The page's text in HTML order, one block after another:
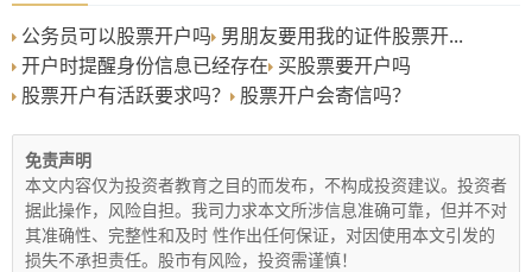
公务员可以股票开户吗 男朋友要用我的证件股票开...
开户时提醒身份信息已经存在 买股票要开户吗
股票开户有活跃要求吗？
股票开户会寄信吗？
免责声明
本文内容仅为投资者教育之目的而发布，不构成投资建议。投资者
据此操作，风险自担。我司力求本文所涉信息准确可靠，但并不对
其准确性、完整性和及时 性作出任何保证，对因使用本文引发的
损失不承担责任。股市有风险，投资需谨慎！